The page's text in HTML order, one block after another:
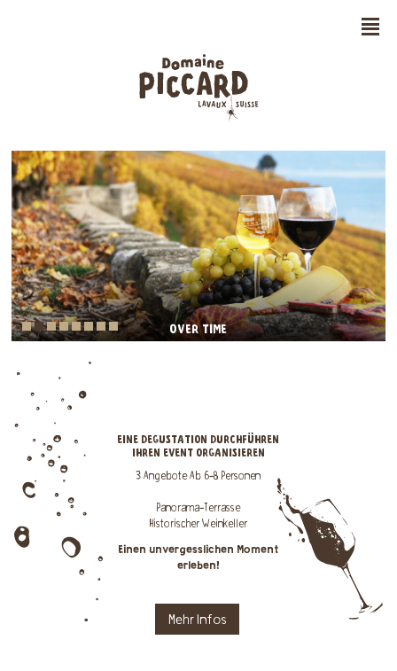
n
OVER TIME
FOR OUR WELL-BEING, HEALTHILY PRODUCED
EINE DEGUSTATION DURCHFÜHREN
IHREN EVENT ORGANISIEREN
3 Angebote Ab 6-8 Personen
Panorama-Terrasse
Historischer Weinkeller
Einen unvergesslichen Moment
erleben!
Mehr Infos